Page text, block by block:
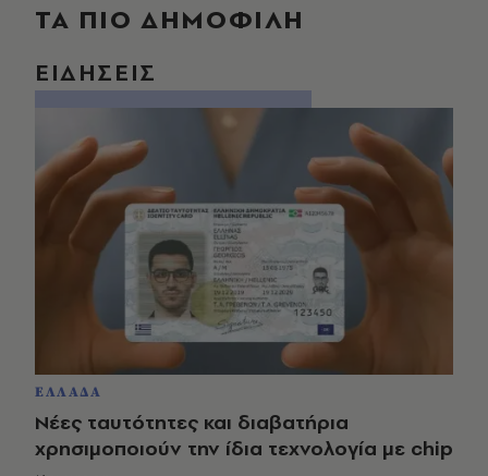
ΤΑ ΠΙΟ ΔΗΜΟΦΙΛΗ
ΕΙΔΗΣΕΙΣ
ΕΛΛΑΔΑ
Νέες ταυτότητες και διαβατήρια
χρησιμοποιούν την ίδια τεχνολογία με chip